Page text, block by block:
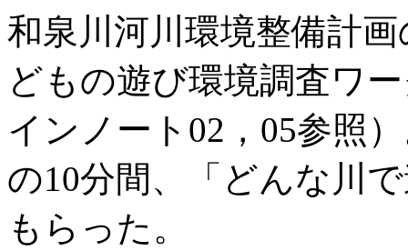
和泉川河川環境整備計
どもの遊び環境調査ワ
インノート02，05参照
の10分間、「どんな川
もらった。